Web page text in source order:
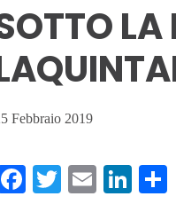
Febbraio 2019
Facebook
Twitter
Email